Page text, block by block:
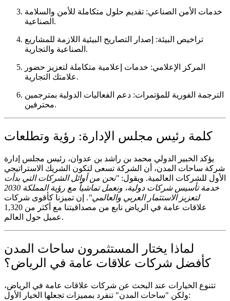
خدمات الأمن الصناعي: تقديم حلول متكاملة للأمن والسلامة
الصناعية.
تراخيص البيئة: إصدار التصاريح البيئية اللازمة للمشاريع
الصناعية والتجارية.
المركز الإعلامي: خدمات إعلامية متكاملة لتعزيز حضور
علامتك التجارية.
الترجمة الفورية للمؤتمرات: دعم الفعاليات الدولية بمترجمين
محترفين.
كلمة رئيس مجلس الإدارة: رؤية وتطلعات
يؤكد الخبير الدولي محمد بن راشد بن عدوان، رئيس مجلس إدارة
شركة ساحات المدن، أن الشركة تسعى لتكون الشريك الاستراتيجي
الأول للشركات العالمية. ويقول: "نحن من أوائل الشركات التي بدأت
خدمة تأسيس شركات دولية، ونعمل تماشياً مع رؤية المملكة 2030
لتعزيز الاستثمار العربي والعالمي". إن تميزنا كأقوى شركات
علاقات عامة في الرياض
نابع من مصداقيتنا مع أكثر من 1,320
عميل حول العالم.
لماذا يختار المستثمرون ساحات المدن
كأفضل شركات علاقات عامة في الرياض؟
تتنوع الخيارات عند البحث عن شركات علاقات عامة في الرياض،
ولكن "ساحات المدن" تنفرد بمميزات تجعلها الخيار الأول: